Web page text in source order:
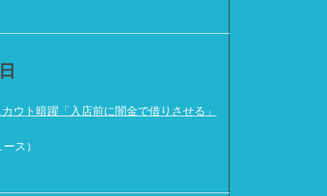
ウト暗躍「入店前に闇金で借りさせる」
ス）